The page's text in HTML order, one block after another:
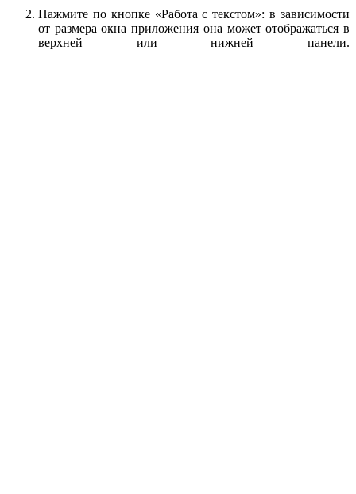
Нажмите по кнопке «Работа с текстом»: в зависимости
от размера окна приложения она может отображаться в
верхней или нижней панели.